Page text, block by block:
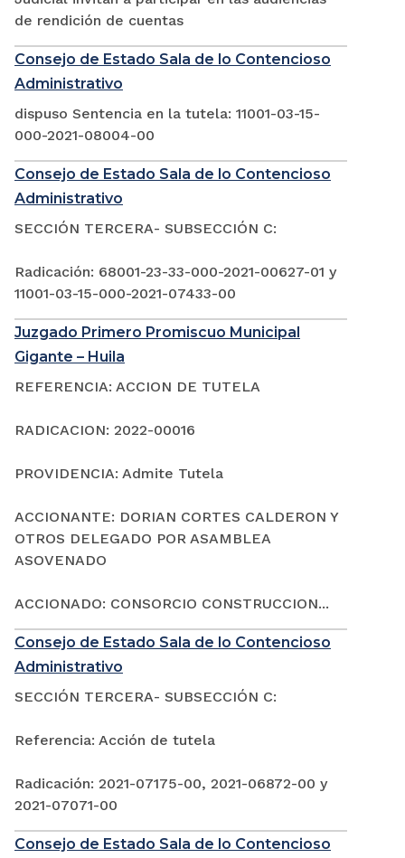
de rendición de cuentas
Consejo de Estado Sala de lo Contencioso
Administrativo
dispuso Sentencia en la tutela: 11001-03-15-
000-2021-08004-00
Consejo de Estado Sala de lo Contencioso
Administrativo
SECCIÓN TERCERA- SUBSECCIÓN C:
Radicación: 68001-23-33-000-2021-00627-01 y
11001-03-15-000-2021-07433-00
Juzgado Primero Promiscuo Municipal
Gigante – Huila
REFERENCIA: ACCION DE TUTELA
RADICACION: 2022-00016
PROVIDENCIA: Admite Tutela
ACCIONANTE: DORIAN CORTES CALDERON Y
OTROS DELEGADO POR ASAMBLEA
ASOVENADO
ACCIONADO: CONSORCIO CONSTRUCCION...
Consejo de Estado Sala de lo Contencioso
Administrativo
SECCIÓN TERCERA- SUBSECCIÓN C:
Referencia: Acción de tutela
Radicación: 2021-07175-00, 2021-06872-00 y
2021-07071-00
Consejo de Estado Sala de lo Contencioso